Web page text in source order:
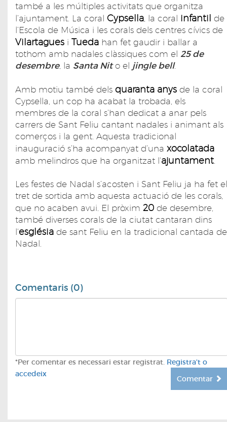
també a les múltiples activitats que organitza
l’ajuntament. La coral Cypsella , la coral infantil de
l’Escola de Música i les corals dels centres cívics de
Vilartagues i Tueda han fet gaudir i ballar a
tothom amb nadales clàssiques com el 25 de
desembre, la Santa Nito el jingle bell.
Amb motiu també dels quaranta anys de la coral
Cypsella, un cop ha acabat la trobada, els
membres de la coral s’han dedicat a anar pels
carrers de Sant Feliu cantant nadales i animant als
comerços i la gent. Aquesta tradicional
inauguració s’ha acompanyat d’una xocolatada
amb melindros que ha organitzat l’ajuntament
Les festes de Nadal s’acosten i Sant Feliu ja ha fet el
tret de sortida amb aquesta actuació de les corals,
que no acaben avui. El pròxim 20 de desembre,
també diverses corals de la ciutat cantaran dins
l’església de sant Feliu en la tradicional cantada de
Nadal.
Comentaris (0)
*Per comentar es necessari estar registrat. Registra't o
accedeix
Comentar